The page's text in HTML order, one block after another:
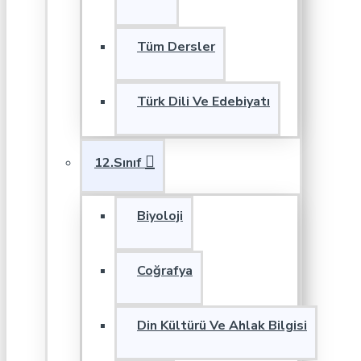
Tüm Dersler
Türk Dili Ve Edebiyatı
12.Sınıf
Biyoloji
Coğrafya
Din Kültürü Ve Ahlak Bilgisi